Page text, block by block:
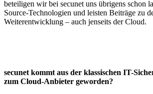
beteiligen wir bei secunet uns übrigens schon
Source-Technologien und leisten Beiträge zu
Weiterentwicklung – auch jenseits der Cloud.
secunet kommt aus der klassischen IT-
zum Cloud-Anbieter geworden?